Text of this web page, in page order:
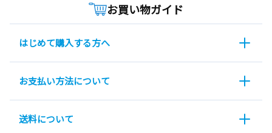
お買い物ガイド
はじめて購入する方へ
お支払い方法について
送料について